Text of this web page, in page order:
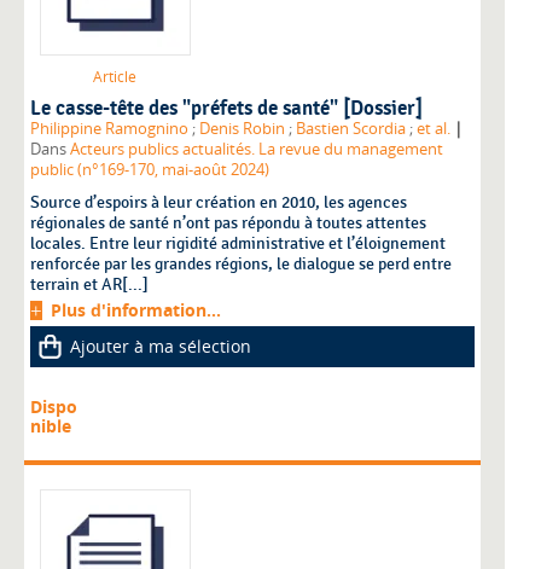
Article
Le casse-tête des "préfets de santé" [Dossier]
Philippine Ramognino ; Denis Robin ; Bastien Scordia ;et al. |
DansActeurs publics actualités. La revue du management
public (n°169-170, mai-août 2024)
Source d’espoirs à leur création en 2010, les agences
régionales de santé n’ont pas répondu à toutes attentes
locales. Entre leur rigidité administrative et l’éloignement
renforcée par les grandes régions, le dialogue se perd entre
terrain et AR[...]
Plus d'information...
Ajouter à ma sélection
Dispo
nible